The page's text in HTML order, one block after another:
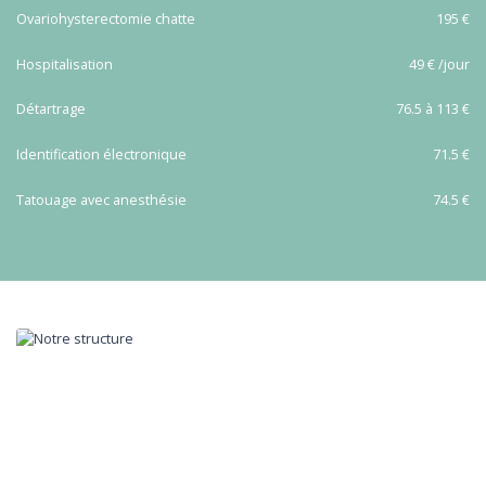
Ovariohysterectomie chatte 195 €
Hospitalisation 49 € /jour
Détartrage 76.5 à 113 €
Identification électronique 71.5 €
Tatouage avec anesthésie 74.5 €